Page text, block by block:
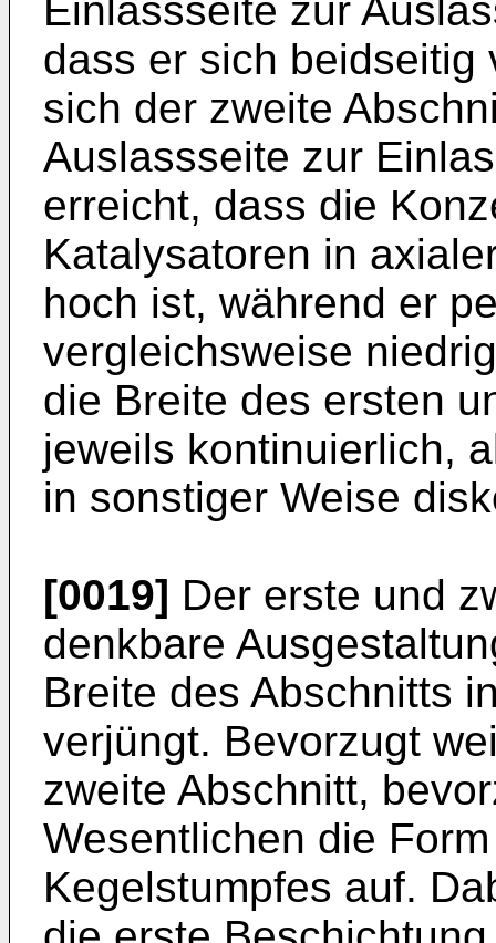
Einlassseite zur
dass er sich beidseitig
sich der zweite
Auslassseite zur
erreicht, dass die
Katalysatoren in
hoch ist, während er
vergleichsweise
die Breite des ersten
jeweils kontinuierlich,
in sonstiger Weise
[0019] Der erste und
denkbare
Breite des Abschnitts
verjüngt. Bevorzugt
zweite Abschnitt,
Wesentlichen die
Kegelstumpfes auf.